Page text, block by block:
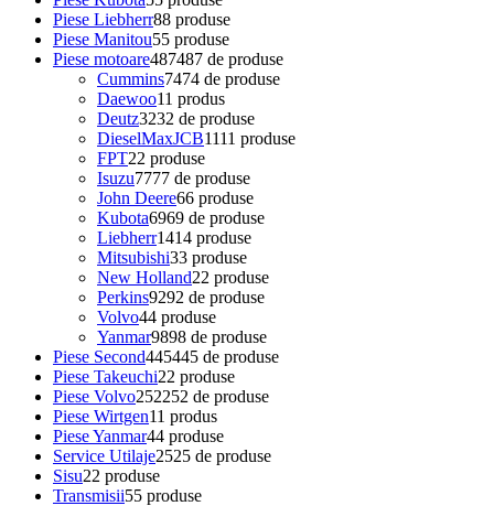
Piese Liebherr88 produse
Piese Manitou55 produse
Piese motoare487487 de produse
Cummins7474 de produse
Daewoo11 produs
Deutz3232 de produse
DieselMaxJCB1111 produse
FPT22 produse
Isuzu7777 de produse
John Deere66 produse
Kubota6969 de produse
Liebherr1414 produse
Mitsubishi33 produse
New Holland22 produse
Perkins9292 de produse
Volvo44 produse
Yanmar9898 de produse
Piese Second445445 de produse
Piese Takeuchi22 produse
Piese Volvo252252 de produse
Piese Wirtgen11 produs
Piese Yanmar44 produse
Service Utilaje2525 de produse
Sisu22 produse
Transmisii55 produse